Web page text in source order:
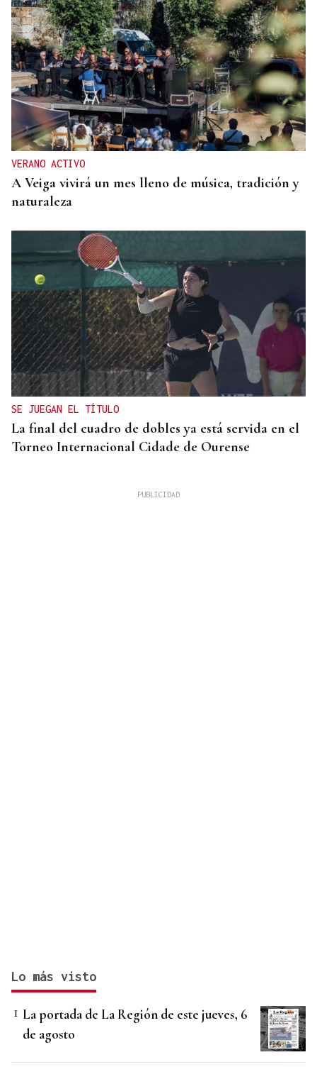
VERANO ACTIVO
A Veiga vivirá un mes lleno de música, tradición y
naturaleza
SE JUEGAN EL TÍTULO
La final del cuadro de dobles ya está servida en el
Torneo Internacional Cidade de Ourense
Lo más visto
La portada de La Región de este jueves, 6
de agosto